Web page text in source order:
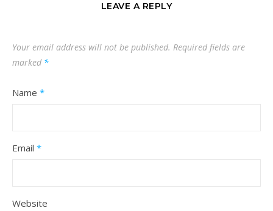
LEAVE A REPLY
Your email address will not be published. Required fields are
marked *
Name *
Email *
Website